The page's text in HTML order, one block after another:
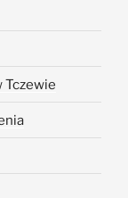
Tczewie